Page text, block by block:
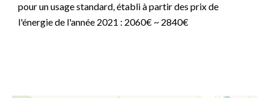
pour un usage standard, établi à partir des prix de
l'énergie de l'année 2021 : 2060€ ~ 2840€